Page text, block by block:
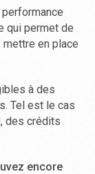
qui permet de
en place
à des
Tel est le cas
des crédits
encore